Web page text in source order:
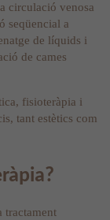
circulació venosa
seqüencial a
de líquids i
de cames
fisioteràpia i
tant estètics com
tractament